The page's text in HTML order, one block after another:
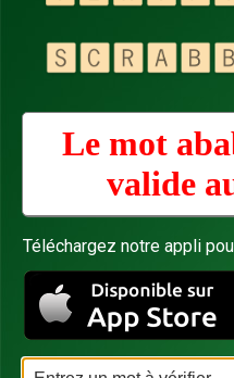
Le mot
valide
Téléchargez notre appli